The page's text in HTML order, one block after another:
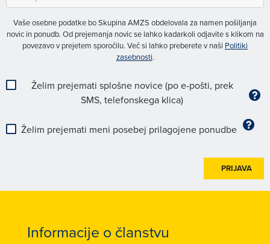
Vaše osebne podatke bo Skupina AMZS obdelovala za namen pošiljanja
novic in ponudb. Od prejemanja novic se lahko kadarkoli odjavite s klikom na
povezavo v prejetem sporočilu. Več si lahko preberete v naši Politiki
zasebnosti.
Želim prejemati splošne novice (po e-pošti, prek
SMS, telefonskega klica)
Želim prejemati meni posebej prilagojene ponudbe
PRIJAVA
Informacije o članstvu